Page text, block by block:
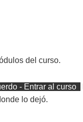
del curso.
- Entrar al curso
lo dejó.